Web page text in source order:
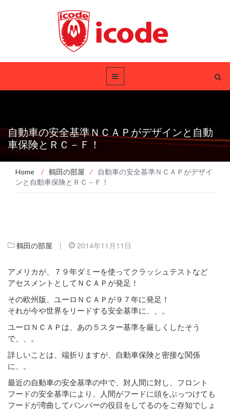
自動車の安全基準ＮＣＡＰがデザインと自動
車保険とＲＣ－Ｆ！
Home / 鶴田の部屋 /
自動車の安全基準ＮＣＡＰがデザイ
ンと自動車保険とＲＣ－Ｆ！
鶴田の部屋 | 2014年11月11日
アメリカが、７９年ダミーを使ってクラッシュテストなど
アセスメントとしてＮＣＡＰが発足！
その欧州版、ユーロＮＣＡＰが９７年に発足！
それが今や世界をリードする安全基準に、、。
ユーロＮＣＡＰは、あの５スター基準を厳しくしたそう
で、、。
詳しいことは、端折りますが、自動車保険と密接な関係
に、。
最近の自動車の安全基準の中で、対人間に対し、フロント
フードの安全基準により、人間がフードに頭をぶっつけても
フードが湾曲してバンパーの役目をしてるのをご存知でしょ